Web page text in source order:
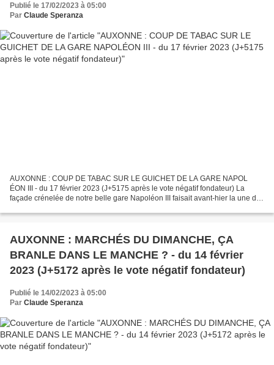
Publié le 17/02/2023 à 05:00
Par Claude Speranza
AUXONNE : COUP DE TABAC SUR LE GUICHET DE LA GARE NAPOL
ÉON III - du 17 février 2023 (J+5175 après le vote négatif fondateur) La
façade crénelée de notre belle gare Napoléon III faisait avant-hier la une du
AUXONNE : MARCHÉS DU DIMANCHE, ÇA
BRANLE DANS LE MANCHE ? - du 14 février
2023 (J+5172 après le vote négatif fondateur)
Publié le 14/02/2023 à 05:00
Par Claude Speranza